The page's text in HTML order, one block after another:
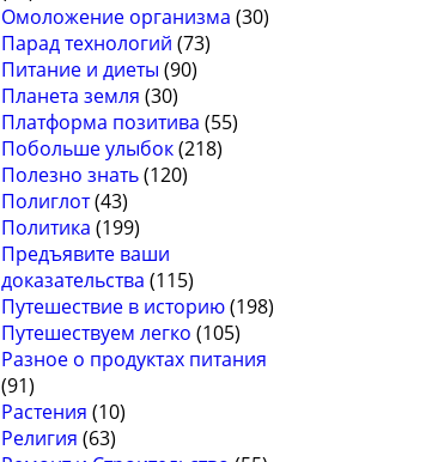
Омоложение организма (30)
Парад технологий (73)
Питание и диеты (90)
Планета земля (30)
Платформа позитива (55)
Побольше улыбок(218)
Полезно знать(120)
Полиглот(43)
Политика (199)
Предъявите ваши
доказательства (115)
Путешествие в историю(198)
Путешествуем легко (105)
Разное о продуктах питания
(91)
Растения (10)
Религия (63)